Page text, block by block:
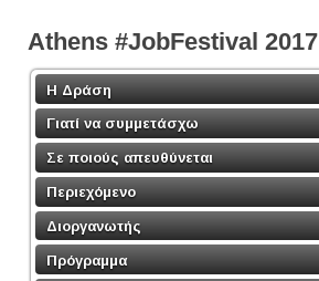
Athens #JobFestival 2017
Η Δράση
Γιατί να συμμετάσχω
Σε ποιούς απευθύνεται
Περιεχόμενο
Διοργανωτής
Πρόγραμμα